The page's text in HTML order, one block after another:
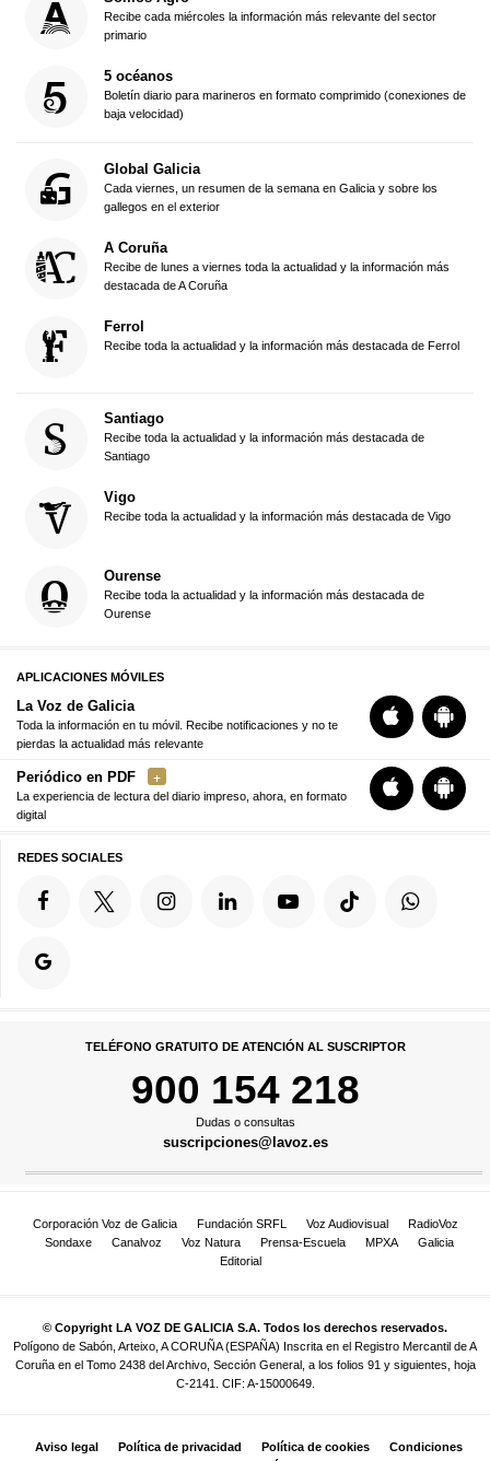
Recibe cada miércoles la información más relevante del sector
primario
5 océanos
Boletín diario para marineros en formato comprimido (conexiones de
baja velocidad)
Global Galicia
Cada viernes, un resumen de la semana en Galicia y sobre los
gallegos en el exterior
A Coruña
Recibe de lunes a viernes toda la actualidad y la información más
destacada de A Coruña
Ferrol
Recibe toda la actualidad y la información más destacada de Ferrol
Santiago
Recibe toda la actualidad y la información más destacada de
Santiago
Vigo
Recibe toda la actualidad y la información más destacada de Vigo
Ourense
Recibe toda la actualidad y la información más destacada de
Ourense
APLICACIONES MÓVILES
La Voz de Galicia
Toda la información en tu móvil. Recibe notificaciones y no te
pierdas la actualidad más relevante
Periódico en PDF
La experiencia de lectura del diario impreso, ahora, en formato
digital
REDES SOCIALES
TELÉFONO GRATUITO DE ATENCIÓN AL SUSCRIPTOR
900 154 218
Dudas o consultas
suscripciones@lavoz.es
Corporación Voz de Galicia Fundación SRFL Voz Audiovisual
RadioVoz
Sondaxe
Canalvoz Voz Natura Prensa-Escuela MPXA
Galicia
Editorial
© Copyright LA VOZ DE GALICIA S.A. Todos los derechos reservados.
Polígono de Sabón, Arteixo, A CORUÑA (ESPAÑA) Inscrita en el Registro Mercantil de A
Coruña en el Tomo 2438 del Archivo, Sección General, a los folios 91 y siguientes, hoja
C-2141. CIF: A-15000649.
Aviso legal Política de privacidad Política de cookies
Condiciones